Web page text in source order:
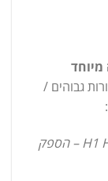
גבוהים /
H1 H3 H4 H7 H8 H11 HB3 9005 HB4 9006 – הספק